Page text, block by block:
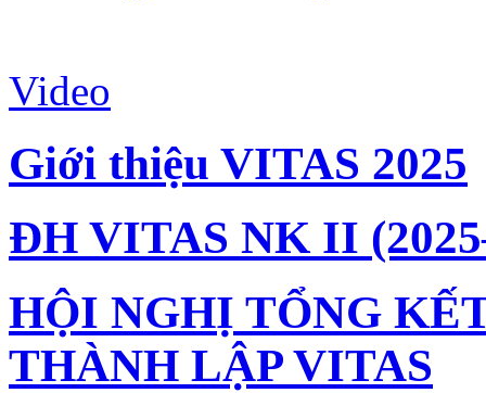
Video
Giới thiệu VITAS 2025
ĐH VITAS NK II
HỘI NGHỊ TỔNG
THÀNH LẬP VITAS